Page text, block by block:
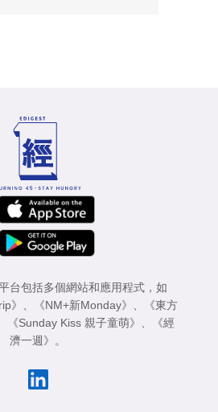
台包括多個網站和應用程式，如
》 《NM+新Monday》
《東方
《Sunday Kiss 親子童萌》
《經
濟一週》
。